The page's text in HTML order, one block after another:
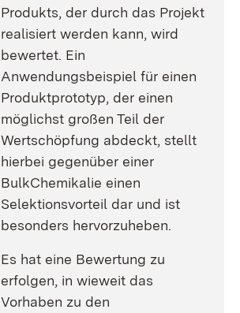
Produkts, der durch das Projekt
realisiert werden kann, wird
bewertet. Ein
Anwendungsbeispiel für einen
Produktprototyp, der einen
möglichst großen Teil der
Wertschöpfung abdeckt, stellt
hierbei gegenüber einer
BulkChemikalie einen
Selektionsvorteil dar und ist
besonders hervorzuheben.
Es hat eine Bewertung zu
erfolgen, in wieweit das
Vorhaben zu den